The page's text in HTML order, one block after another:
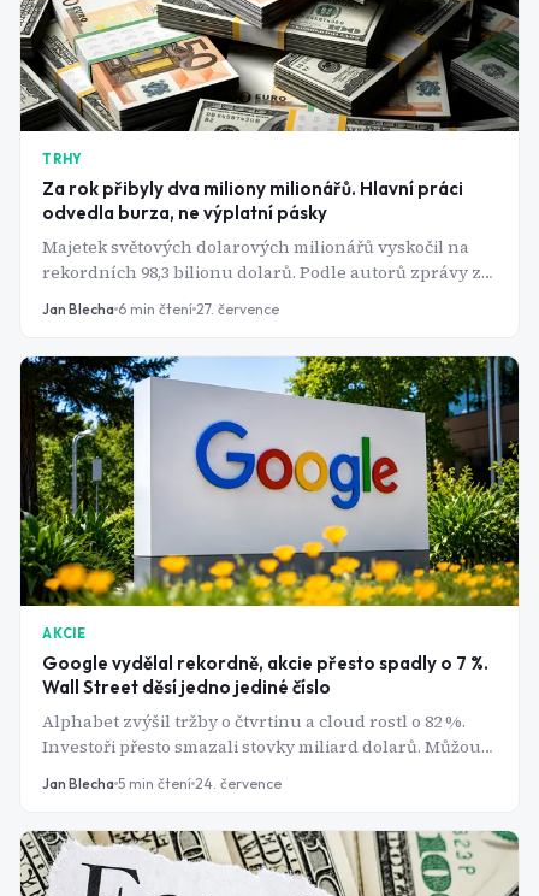
TRHY
Za rok přibyly dva miliony milionářů. Hlavní práci
odvedla burza, ne výplatní pásky
Majetek světových dolarových milionářů vyskočil na
rekordních 98,3 bilionu dolarů. Podle autorů zprávy za
tím stojí především jediná věc: mimořádný rok na
Jan Blecha 6 min čtení 27. července
AKCIE
Google vydělal rekordně, akcie přesto spadly o 7 %.
Wall Street děsí jedno jediné číslo
Alphabet zvýšil tržby o čtvrtinu a cloud rostl o 82 %.
Investoři přesto smazali stovky miliard dolarů. Můžou
za to výdaje, které začínají připomínat závody ve
Jan Blecha 5 min čtení 24. července